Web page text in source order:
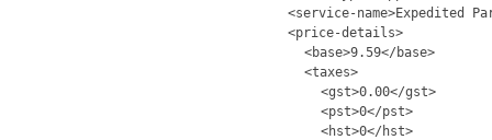
<service-name>Expedited
<price-details>
<base>9.59</base>
<taxes>
<gst>0.00</gst>
<pst>0</pst>
<hst>0</hst>